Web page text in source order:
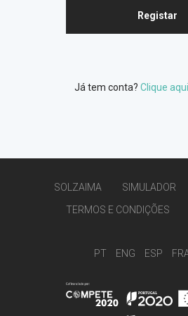
Registar
Já tem conta? Clique
SOLZAIMA SIMULADOR
TERMOS E CONDIÇÕES
PT ENG ESP